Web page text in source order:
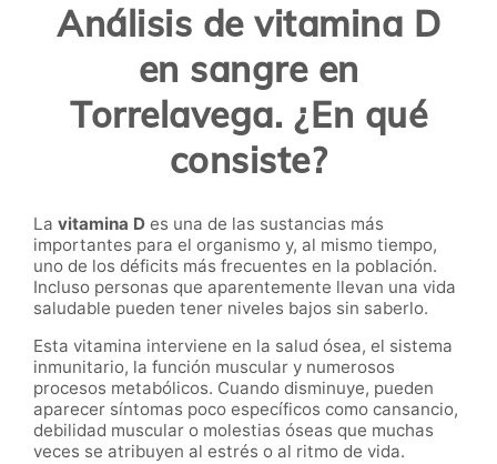
Análisis de vitamina D
en sangre en
Torrelavega. ¿En qué
consiste?
La vitamina D es una de las sustancias más
importantes para el organismo y, al mismo tiempo,
uno de los déficits más frecuentes en la población.
Incluso personas que aparentemente llevan una vida
saludable pueden tener niveles bajos sin saberlo.
Esta vitamina interviene en la salud ósea, el sistema
inmunitario, la función muscular y numerosos
procesos metabólicos. Cuando disminuye, pueden
aparecer síntomas poco específicos como cansancio,
debilidad muscular o molestias óseas que muchas
veces se atribuyen al estrés o al ritmo de vida.